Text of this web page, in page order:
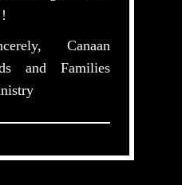
Canaan
and Families